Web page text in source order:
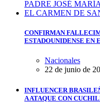
CONFIRMAN
ESTADOUNIDENSE EN
Nacionales
22 de junio de
INFLUENCER
A ATAQUE CON